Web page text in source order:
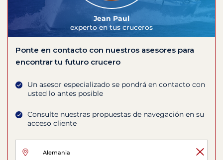
Jean Paul
experto en tus cruceros
Ponte en contacto con nuestros asesores para
encontrar tu futuro crucero
Un asesor especializado se pondrá en contacto con
usted lo antes posible
Consulte nuestras propuestas de navegación en su
acceso cliente